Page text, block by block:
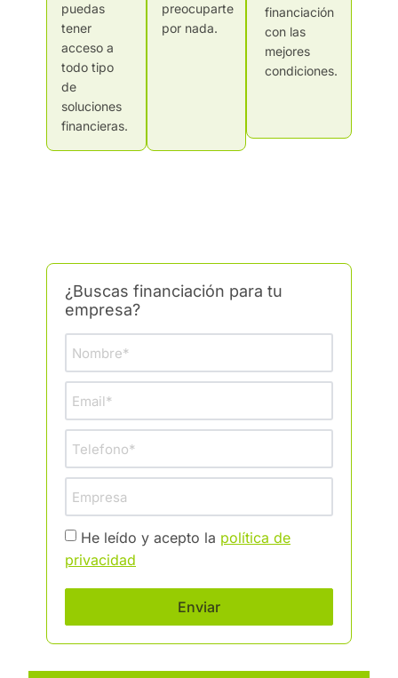
puedas
tener
acceso a
todo tipo
de
soluciones
financieras.
preocuparte
por nada.
financiación
con las
mejores
condiciones.
¿Buscas financiación para tu
empresa?
He leído y acepto la política de
privacidad
Enviar